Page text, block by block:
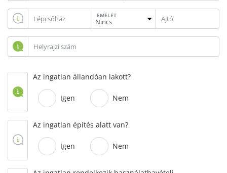
EMELET
Az ingatlan állandóan lakott?
Igen Nem
Az ingatlan építés alatt van?
Igen Nem